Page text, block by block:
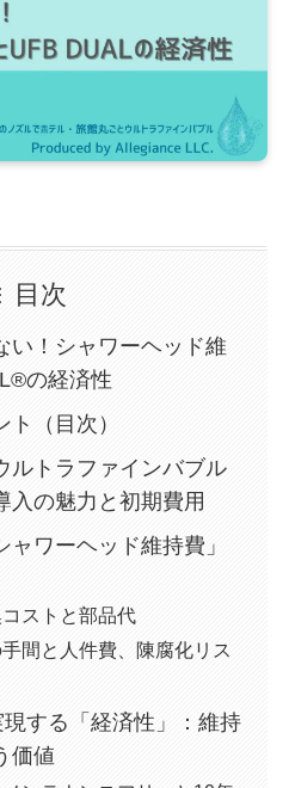
目次
い！シャワーヘッド維
の経済性
（目次）
ルトラファインバブル
入の魅力と初期費用
ャワーヘッド維持費」
ストと部品代
間と人件費、陳腐化リス
する「経済性」：維持
価値